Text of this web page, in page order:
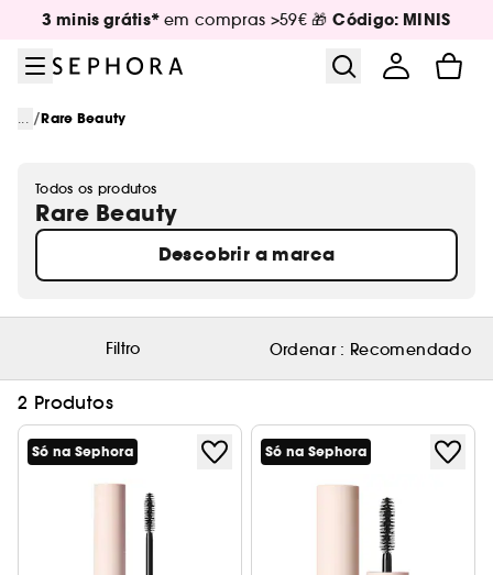
Ir para o menu
Ir para o conteúdo principal
Ir para o rodapé
3 minis grátis* em compras >59€ 🎁Código: MINIS
... /Rare Beauty
Todos os produtos
Rare Beauty
Descobrir a marca
Filtro Ordenar : Recomendado
2 Produtos
Só na Sephora Só na Sephora